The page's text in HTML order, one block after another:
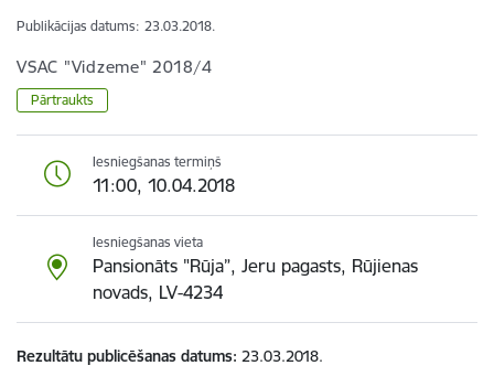
Publikācijas datums: 23.03.2018.
VSAC "Vidzeme" 2018/4
Pārtraukts
Iesniegšanas termiņš
11:00, 10.04.2018
Iesniegšanas vieta
Pansionāts "Rūja”, Jeru pagasts, Rūjienas
novads, LV-4234
Rezultātu publicēšanas datums 23.03.2018.